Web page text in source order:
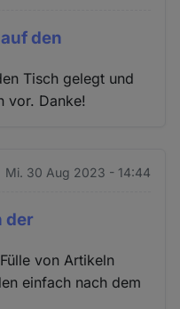
den
Tisch gelegt und
vor. Danke!
Mi. 30 Aug 2023 - 14:44
der
von Artikeln
einfach nach dem